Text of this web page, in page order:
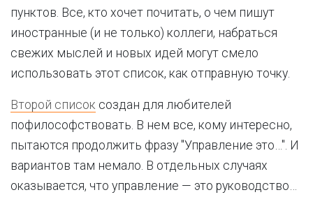
пунктов. Все, кто хочет почитать, о чем пишут
иностранные (и не только) коллеги, набраться
свежих мыслей и новых идей могут смело
использовать этот список, как отправную точку.
Второй список создан для любителей
пофилософствовать. В нем все, кому интересно,
пытаются продолжить фразу "Управление это…". И
вариантов там немало. В отдельных случаях
оказывается, что управление — это руководство…